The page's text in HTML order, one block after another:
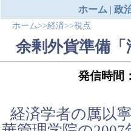
ホーム>>経済>>視点
余剰外貨準備
発信時間：
経済学者の厲以